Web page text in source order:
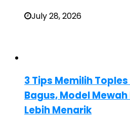
July 28, 2026
3 Tips Memilih
Bagus, Model
Lebih Menarik